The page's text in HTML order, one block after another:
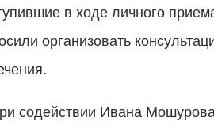
в ходе личного
организовать
содействии Ивана